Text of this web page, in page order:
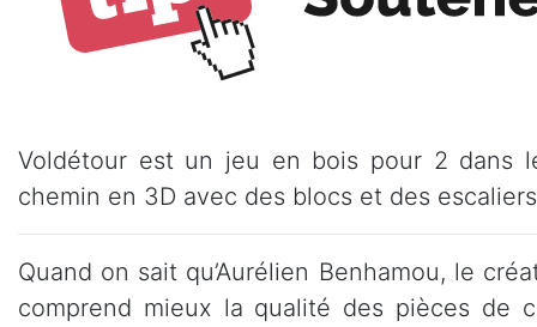
Voldétour est un jeu en bois pour 2 dans
chemin en 3D avec des blocs et des
Quand on sait qu’Aurélien Benhamou, le
comprend mieux la qualité des pièces de